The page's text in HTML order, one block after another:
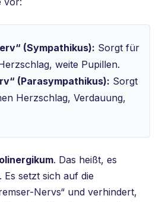
(Sympathikus): Sorgt für
weite Pupillen.
(Parasympathikus): Sorgt
Herzschlag, Verdauung,
. Das heißt, es
. Es setzt sich auf die
Nervs“ und verhindert,